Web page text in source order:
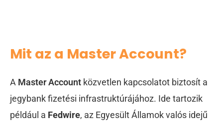
Mit az a Master Account?
A Master Account közvetlen kapcsolatot biztosít a
jegybank fizetési infrastruktúrájához. Ide tartozik
például a Fedwire, az Egyesült Államok valós idejű